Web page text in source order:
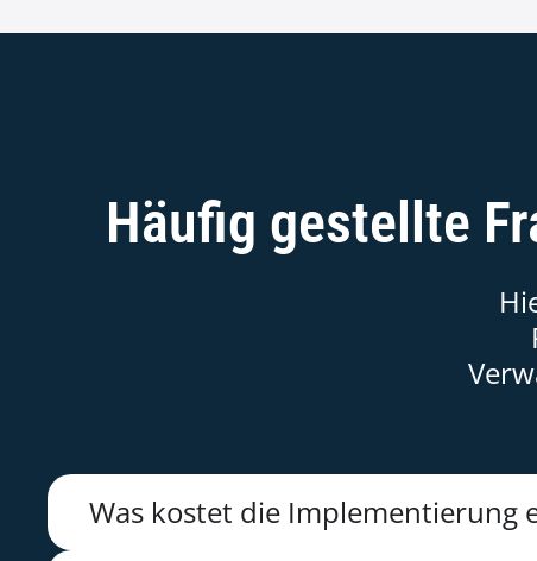
Häufig gestellte
Was kostet die Implementierung